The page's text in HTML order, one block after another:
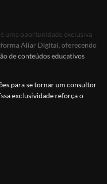
uma oportunidade exclusiva
Aliar Digital, oferecendo
de conteúdos educativos
para se tornar um consultor
exclusividade reforça o
assegurando que os
da Aliar Digital, sinalize